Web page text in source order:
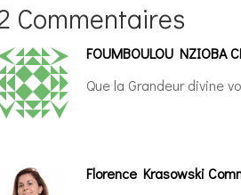
Commentaires
FOUMBOULOU NZIOBA
Que la Grandeur divine
Florence Krasowski